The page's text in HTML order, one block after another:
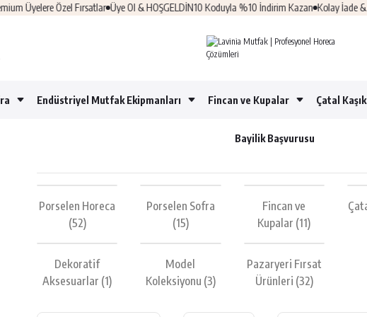
Özel Fırsatlar Üye Ol & HOŞGELDİN10 Koduyla %10 İndirim Kazan Kolay İade &
Endüstriyel Mutfak Ekipmanları Fincan ve Kupalar Çatal
Bayilik Başvurusu
Porselen Horeca
(52)
Porselen Sofra
(15)
Fincan ve
Kupalar (11)
Dekoratif
Aksesuarlar (1)
Model
Koleksiyonu (3)
Pazaryeri Fırsat
Ürünleri (32)